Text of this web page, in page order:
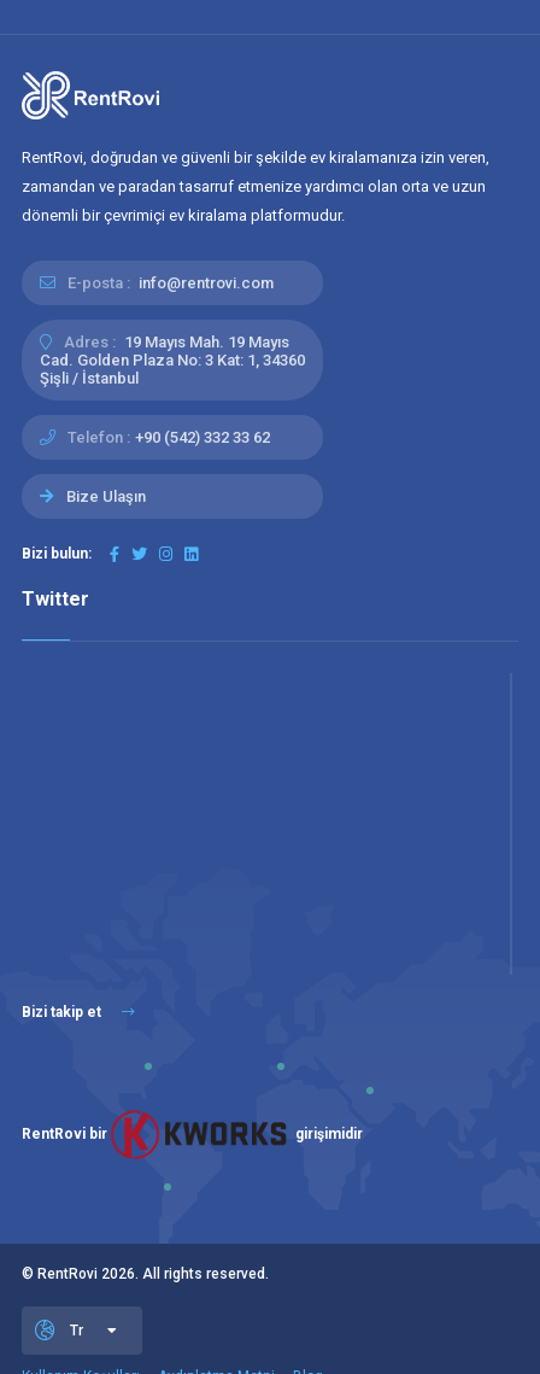
RentRovi, doğrudan ve güvenli bir şekilde ev kiralamanıza izin veren,
zamandan ve paradan tasarruf etmenize yardımcı olan orta ve uzun
dönemli bir çevrimiçi ev kiralama platformudur.
E-posta : info@rentrovi.com
Adres : 19 Mayıs Mah. 19 Mayıs
Cad. Golden Plaza No: 3 Kat: 1, 34360
Şişli / İstanbul
Telefon : +90 (542) 332 33 62
Bize Ulaşın
Bizi bulun:
Twitter
Bizi takip et
RentRovi bir girişimidir
© RentRovi 2026. All rights reserved.
Tr